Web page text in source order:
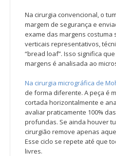
Na cirurgia convencional, o
margem de segurança e
exame das margens costuma
verticais representativos,
“bread loaf”. Isso significa
margens é analisada ao
Na cirurgia micrográfica de
de forma diferente. A peça é
cortada horizontalmente e
avaliar praticamente 100%
profundas. Se ainda houver
cirurgião remove apenas
Esse ciclo se repete até que
livres.